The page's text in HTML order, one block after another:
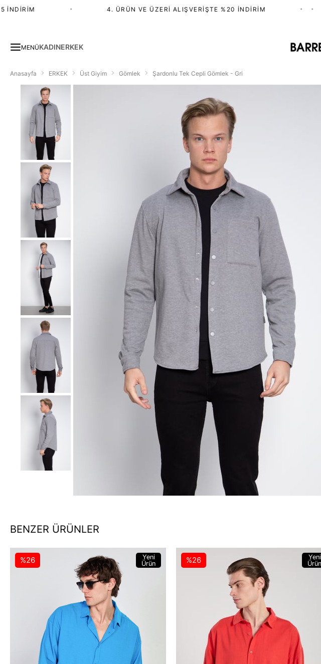
4. ÜRÜN VE ÜZERI ALIŞVERIŞTE %20 İNDIRIM
MENÜKADINERKEK
Anasayfa ERKEK Üst Giyim Gömlek Şardonlu Tek Cepli Gömlek - Gri
BENZER ÜRÜNLER
%26
Yeni
Ürün
%26
Yeni
Ürün